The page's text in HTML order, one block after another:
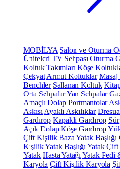
MOBİLYA Salon ve Oturma
Üniteleri TV Sehpası Oturma
Koltuk Takımları Köşe
Çekyat Armut Koltuklar Masaj
Benchler Sallanan Koltuk
Orta SehpalarYan Sehpalar
Amaçlı Dolap Portmantolar
Askısı Ayaklı Askılıklar
Gardırop Kapaklı Gardırop
Açık Dolap Köşe Gardırop
Çift Kişilik Baza Yatak Başlığı
Kişilik Yatak Başlığı Yatak Çift
Yatak Hasta Yatağı Yatak Pedi
Karyola Çift Kişilik Karyola